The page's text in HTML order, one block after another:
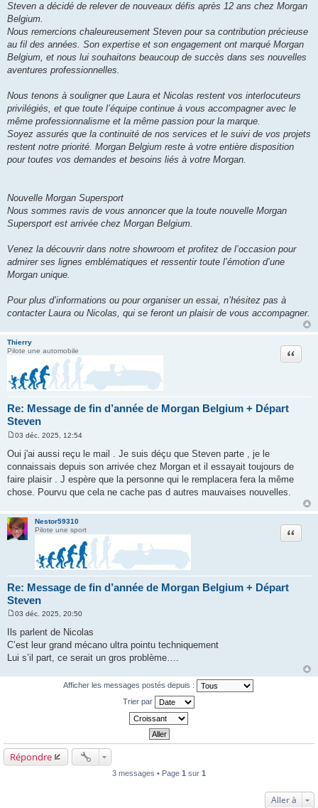
Steven a décidé de relever de nouveaux défis après 12 ans chez Morgan
Belgium.
Nous remercions chaleureusement Steven pour sa contribution précieuse
au fil des années. Son expertise et son engagement ont marqué Morgan
Belgium, et nous lui souhaitons beaucoup de succès dans ses nouvelles
aventures professionnelles.
Nous tenons à souligner que Laura et Nicolas restent vos interlocuteurs
privilégiés, et que toute l’équipe continue à vous accompagner avec le
même professionnalisme et la même passion pour la marque.
Soyez assurés que la continuité de nos services et le suivi de vos projets
restent notre priorité. Morgan Belgium reste à votre entière disposition
pour toutes vos demandes et besoins liés à votre Morgan.
Nouvelle Morgan Supersport
Nous sommes ravis de vous annoncer que la toute nouvelle Morgan
Supersport est arrivée chez Morgan Belgium.
Venez la découvrir dans notre showroom et profitez de l’occasion pour
admirer ses lignes emblématiques et ressentir toute l’émotion d’une
Morgan unique.
Pour plus d’informations ou pour organiser un essai, n’hésitez pas à
contacter Laura ou Nicolas, qui se feront un plaisir de vous accompagner.
Thierry
Pilote une automobile
Re: Message de fin d’année de Morgan Belgium + Départ
Steven
Citation
s
s
a
g
e
03 déc. 2025, 12:54
Oui j'ai aussi reçu le mail . Je suis déçu que Steven parte , je le
connaissais depuis son arrivée chez Morgan et il essayait toujours de
faire plaisir . J espère que la personne qui le remplacera fera la même
chose. Pourvu que cela ne cache pas d autres mauvaises nouvelles.
Nestor59310
Pilote une sport
Re: Message de fin d’année de Morgan Belgium + Départ
Steven
Citation
s
s
a
g
03 déc. 2025, 20:50
Ils parlent de Nicolas
C’est leur grand mécano ultra pointu techniquement
Lui s’il part, ce serait un gros problème….
Afficher les messages postés depuis :
Trier par
Répondre
3 messages • Page 1 sur 1
Aller à